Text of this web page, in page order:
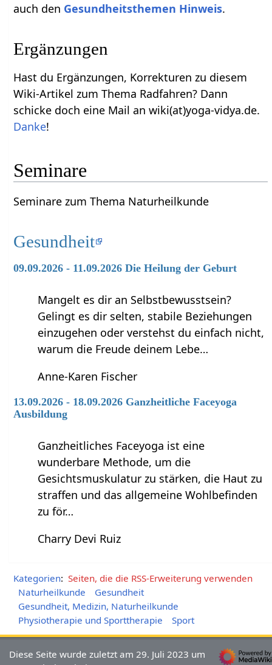
auch den Gesundheitsthemen Hinweis.
Ergänzungen
Hast du Ergänzungen, Korrekturen zu diesem
Wiki-Artikel zum Thema Radfahren? Dann
schicke doch eine Mail an wiki(at)yoga-vidya.de.
Danke!
Seminare
Seminare zum Thema Naturheilkunde
Gesundheit
09.09.2026 - 11.09.2026 Die Heilung der Geburt
Mangelt es dir an Selbstbewusstsein?
Gelingt es dir selten, stabile Beziehungen
einzugehen oder verstehst du einfach nicht,
warum die Freude deinem Lebe…
Anne-Karen Fischer
13.09.2026 - 18.09.2026 Ganzheitliche Faceyoga
Ausbildung
Ganzheitliches Faceyoga ist eine
wunderbare Methode, um die
Gesichtsmuskulatur zu stärken, die Haut zu
straffen und das allgemeine Wohlbefinden
zu för…
Charry Devi Ruiz
Kategorien: Seiten, die die RSS-Erweiterung verwenden
Naturheilkunde
Gesundheit
Gesundheit, Medizin, Naturheilkunde
Physiotherapie und Sporttherapie
Sport
Diese Seite wurde zuletzt am 29. Juli 2023 um